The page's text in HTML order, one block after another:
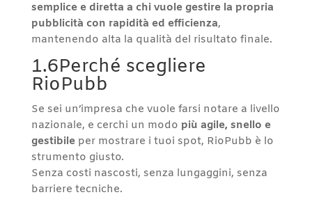
semplice e diretta a chi vuole gestire la propria
pubblicità con rapidità ed efficienza,
mantenendo alta la qualità del risultato finale.
1.6Perché scegliere
RioPubb
Se sei un’impresa che vuole farsi notare a livello
nazionale, e cerchi un modo più agile, snello e
gestibileper mostrare i tuoi spot, RioPubb è lo
strumento giusto.
Senza costi nascosti, senza lungaggini, senza
barriere tecniche.